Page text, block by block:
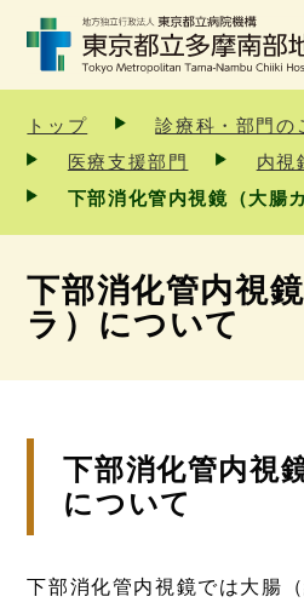
トップ
診療科・部門の
医療支援部門
内視
下部消化管内視鏡（大腸
下部消化管内視
ラ）について
下部消化管内視
について
下部消化管内視鏡では大腸